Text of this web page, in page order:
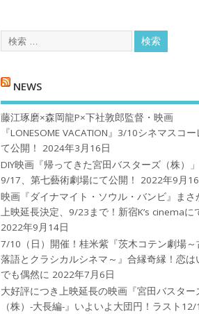
NEWS
藤江琢磨×森岡龍P×下社敦郎監督・映画
『LONESOME VACATION』3/10シネマスコ
て公開！
2024年3月16日
DIY映画『帰ってきた宮田バスターズ（株）」
9/17、第七藝術劇場にて公開！
2022年9月
映画『ダイナマイト・ソウル・バンビ』まさ
上映延長決定、9/23まで！新宿K’s cinemaに
2022年9月14日
7/10（日）開催！桂米紫『茨木コテン劇場～
落語とクラシカルシネマ～』合縁奇縁！恋は
でも偶然に 2022年7月6日
大好評につき上映延長の映画『宮田バスター
（株）-大長編-』いよいよ大団円！ラスト12/